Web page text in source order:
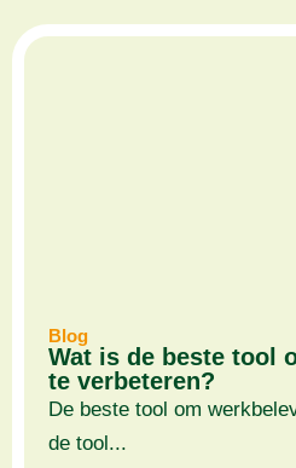
Blog
Wat is de beste tool
te verbeteren?
De beste tool om
de tool...